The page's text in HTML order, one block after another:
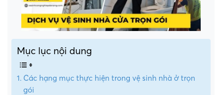
Mục lục nội dung
Các hạng mục thực hiện trong vệ sinh nhà ở trọn
gói